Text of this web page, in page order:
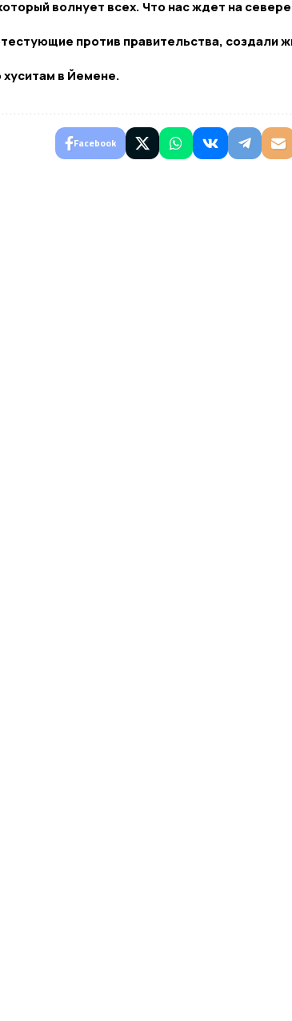
волнует всех. Что нас ждет на
против правительства, создали
хуситам в Йемене.
Facebook